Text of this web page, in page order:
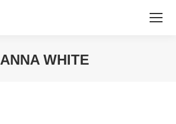
ANNA WHITE